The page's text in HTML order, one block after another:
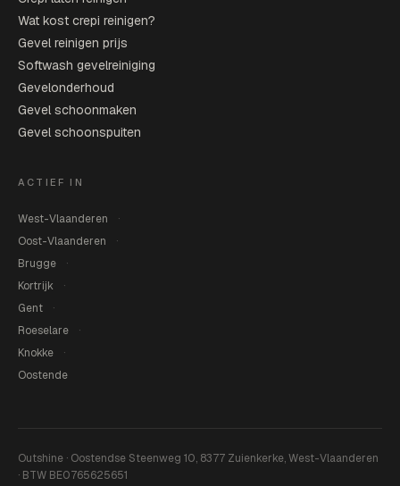
Wat kost crepi reinigen?
Gevel reinigen prijs
Softwash gevelreiniging
Gevelonderhoud
Gevel schoonmaken
Gevel schoonspuiten
ACTIEF IN
West-Vlaanderen
Oost-Vlaanderen
Brugge
Kortrijk
Gent
Roeselare
Knokke
Oostende
Outshine · Oostendse Steenweg 10, 8377 Zuienkerke, West-Vlaanderen
· BTW BE0765625651